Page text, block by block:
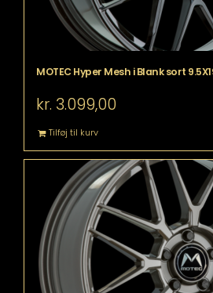
MOTEC Hyper Mesh i Blank sort
kr. 3.099,00
Tilføj til kurv